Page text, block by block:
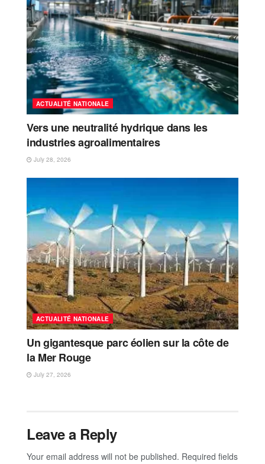
ACTUALITÉ NATIONALE
Vers une neutralité hydrique dans les
industries agroalimentaires
July 28, 2026
ACTUALITÉ NATIONALE
Un gigantesque parc éolien sur la côte de
la Mer Rouge
July 27, 2026
Leave a Reply
Your email address will not be published. Required fields